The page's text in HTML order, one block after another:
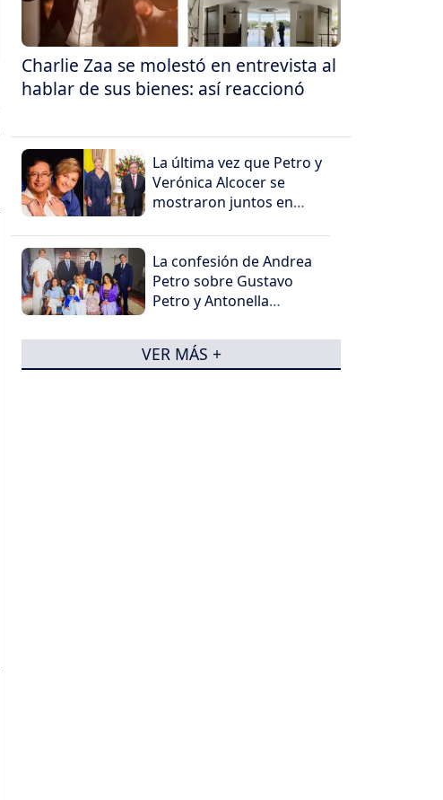
Charlie Zaa se molestó en entrevista al
hablar de sus bienes: así reaccionó
La última vez que Petro y
Verónica Alcocer se
mostraron juntos en
La confesión de Andrea
Petro sobre Gustavo
Petro y Antonella
VER MÁS +